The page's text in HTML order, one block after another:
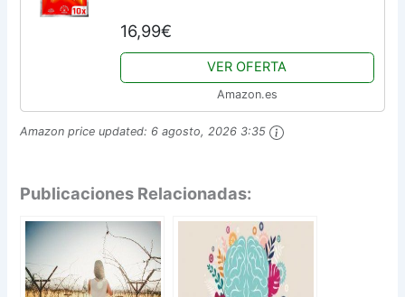
Calentador de cuerpo autoadhesivo y
activado...
16,99€
VER OFERTA
Amazon.es
Amazon price updated: 6 agosto, 2026 3:35
Publicaciones Relacionadas: